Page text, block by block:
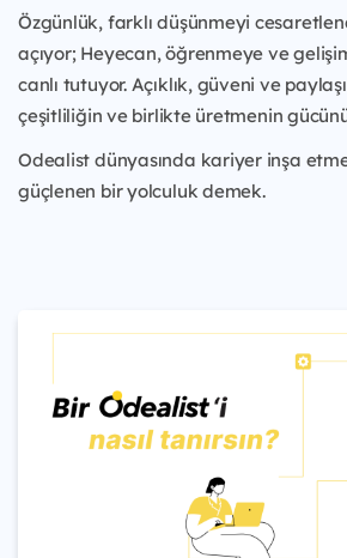
Özgünlük, farklı düşünmeyi
açıyor; Heyecan, öğrenmeye ve
canlı tutuyor. Açıklık, güveni ve
çeşitliliğin ve birlikte üretmenin
Odealist dünyasında kariyer inşa
güçlenen bir yolculuk demek.